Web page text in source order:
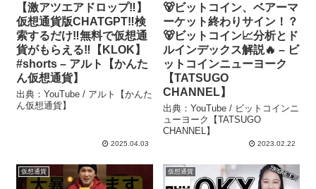
【激アツエアドロップ‼】
仮想通貨版CHATGPT‼検
索するだけ‼無料で仮想通
貨がもらえる‼【KLOK】
#shorts – アルト【かんた
ん仮想通貨】
出典：YouTube / アルト【かんた
ん仮想通貨】
2025.04.03
🐻ビットコイン、ベアーマ
ーケット終わりサイン！？
🐻ビットコイン📈分析とド
ルインデックス解説🔥 – ビ
ットコインニューヨーク
【TATSUGO
CHANNEL】
出典：YouTube / ビットコインニ
ューヨーク【TATSUGO
CHANNEL】
2023.02.22
仮想通貨 仮想通貨